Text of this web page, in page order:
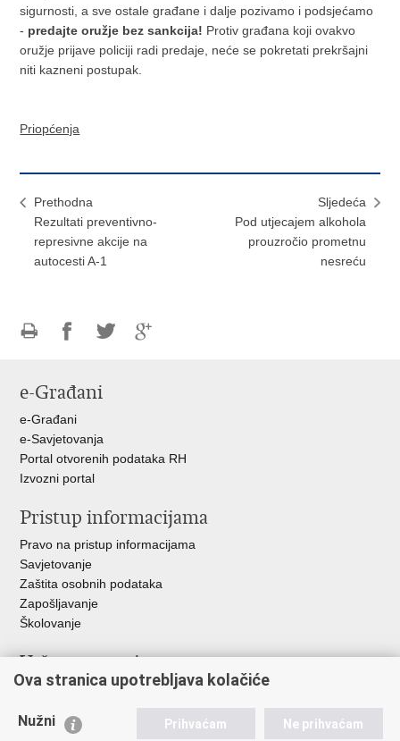
sigurnosti, a sve ostale građane i dalje pozivamo i podsjećamo
- predajte oružje bez sankcija! Protiv građana koji ovakvo
oružje prijave policiji radi predaje, neće se pokretati prekršajni
niti kazneni postupak.
Priopćenja
Prethodna
Rezultati preventivno-
represivne akcije na
autocesti A-1
Sljedeća
Pod utjecajem alkohola
prouzročio prometnu
nesreću
FacebookuTwitteru
e-Građani
e-Građani
e-Savjetovanja
Portal otvorenih podataka RH
Izvozni portal
Pristup informacijama
Pravo na pristup informacijama
Savjetovanje
Zaštita osobnih podataka
Zapošljavanje
Školovanje
Važne poveznice
Ministarstvo unutarnjih poslova
Udruge
Ova stranica upotrebljava kolačiće
Nužni Prihvaćam Ne prihvaćam